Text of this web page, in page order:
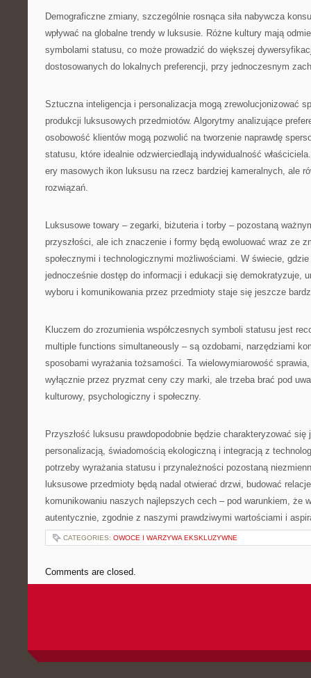
Demograficzne zmiany, szczególnie rosnąca siła nabywcza
wpływać na globalne trendy w luksusie. Różne kultury mają
symbolami statusu, co może prowadzić do większej
dostosowanych do lokalnych preferencji, przy jednoczesnym
Sztuczna inteligencja i personalizacja mogą zrewolucjonizować
produkcji luksusowych przedmiotów. Algorytmy analizujące
osobowość klientów mogą pozwolić na tworzenie naprawdę
statusu, które idealnie odzwierciedlają indywidualność
ery masowych ikon luksusu na rzecz bardziej kameralnych, ale
rozwiązań.
Luksusowe towary – zegarki, biżuteria i torby – pozostaną
przyszłości, ale ich znaczenie i formy będą ewoluować wraz ze
społecznymi i technologicznymi możliwościami. W świecie,
jednocześnie dostęp do informacji i edukacji się demokratyzuje,
wyboru i komunikowania przez przedmioty staje się jeszcze
Kluczem do zrozumienia współczesnych symboli statusu jest
multiple functions simultaneously – są ozdobami, narzędziami
sposobami wyrażania tożsamości. Ta wielowymiarowość
wyłącznie przez pryzmat ceny czy marki, ale trzeba brać pod
kulturowy, psychologiczny i społeczny.
Przyszłość luksusu prawdopodobnie będzie charakteryzować
personalizacją, świadomością ekologiczną i integracją z
potrzeby wyrażania statusu i przynależności pozostaną
luksusowe przedmioty będą nadal otwierać drzwi, budować
komunikowaniu naszych najlepszych cech – pod warunkiem, że
autentycznie, zgodnie z naszymi prawdziwymi wartościami i
CATEGORIES: OWOCE I WARZYWA EKSKLUZYWNE
Comments are closed.